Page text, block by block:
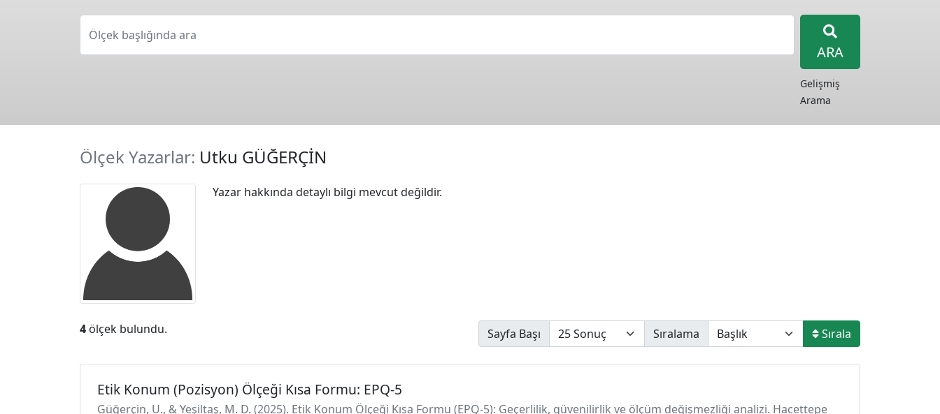
Ölçek başlığında ara
ARA
Gelişmiş
Arama
Ölçek Yazarlar: Utku GÜĞERÇİN
Yazar hakkında detaylı bilgi mevcut değildir.
4 ölçek bulundu. Sayfa Başı Sıralama Sırala
Etik Konum (Pozisyon) Ölçeği Kısa Formu: EPQ-5
Güğerçin, U., & Yeşiltaş, M. D. (2025). Etik Konum Ölçeği Kısa Formu (EPQ-5): Geçerlilik, güvenilirlik ve ölçüm değişmezliği analizi. Hacettepe